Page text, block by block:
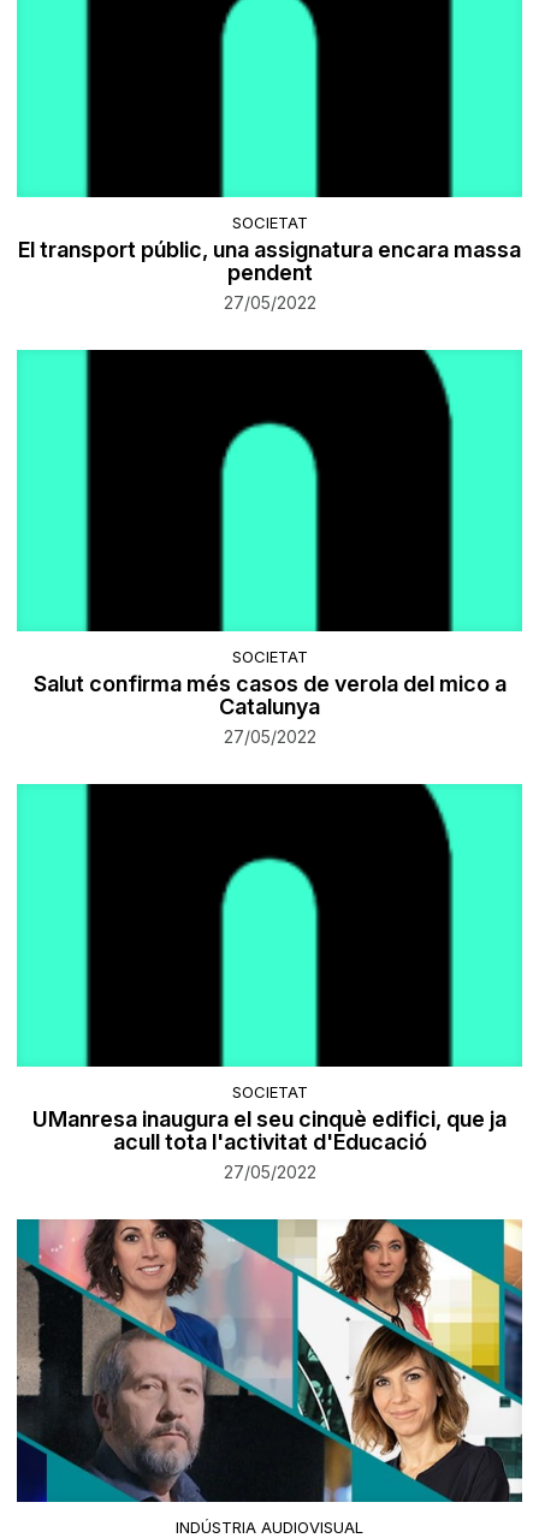
SOCIETAT
El transport públic, una assignatura encara massa
pendent
27/05/2022
SOCIETAT
Salut confirma més casos de verola del mico a
Catalunya
27/05/2022
SOCIETAT
UManresa inaugura el seu cinquè edifici, que ja
acull tota l'activitat d'Educació
27/05/2022
INDÚSTRIA AUDIOVISUAL